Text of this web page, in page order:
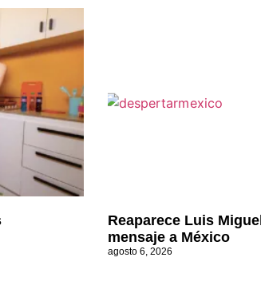
Reaparece Luis
mensaje a México
agosto 6, 2026